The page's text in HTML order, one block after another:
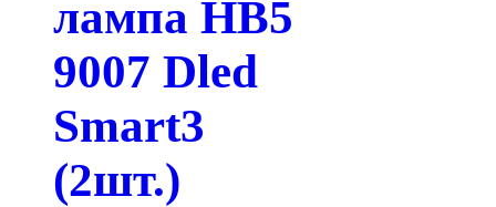
лампа HB5
9007 Dled
Smart3
(2шт.)